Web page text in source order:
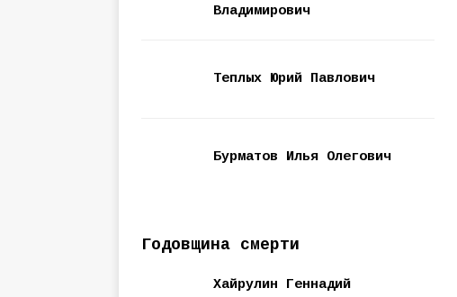
Владимирович
Теплых Юрий Павлович
Бурматов Илья Олегович
Годовщина смерти
Хайрулин Геннадий